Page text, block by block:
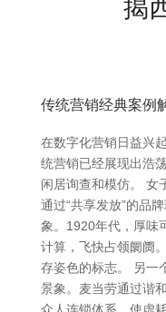
揭
传统营销经典案例
在数字化营销日益兴
统营销已经展现出浩
闲居询查和模仿。 女
通过“共享发放”的品
象。1920年代，厚味
计算，飞快占领阛阓
存姿色的标志。 另一
景象。麦当劳通过谐